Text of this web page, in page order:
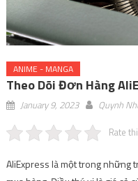
ANIME - MANGA
Theo Dõi Đơn Hàng
January 9, 2023 Quynh
Rate
AliExpress là một trong